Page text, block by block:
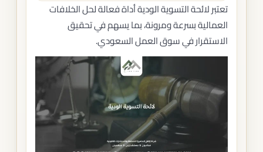
تعتبر لائحة التسوية الودية أداة فعالة لحل الخلافات
العمالية بسرعة ومرونة، بما يسهم في تحقيق
الاستقرار في سوق العمل السعودي.